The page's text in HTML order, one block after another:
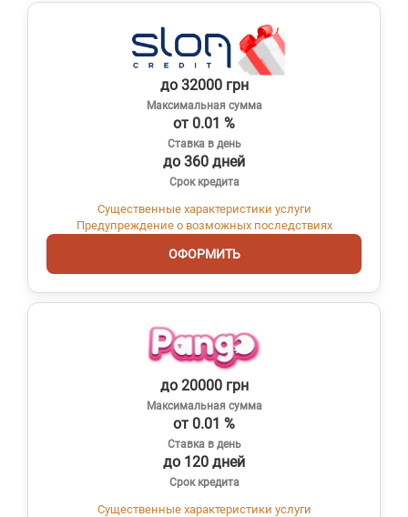
до 32000 грн
Максимальная сумма
от 0.01 %
Ставка в день
до 360 дней
Срок кредита
Существенные характеристики услуги
Предупреждение о возможных последствиях
ОФОРМИТЬ
до 20000 грн
Максимальная сумма
от 0.01 %
Ставка в день
до 120 дней
Срок кредита
Существенные характеристики услуги